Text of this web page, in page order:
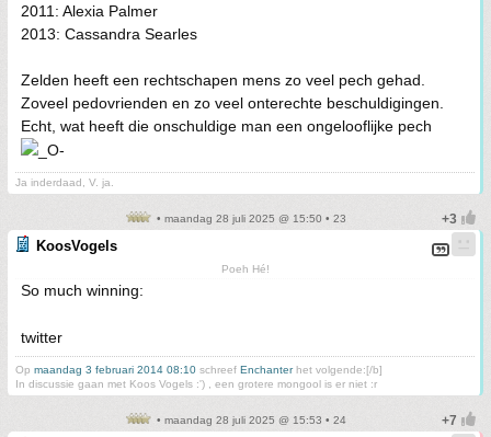
2011: Alexia Palmer
2013: Cassandra Searles
Zelden heeft een rechtschapen mens zo veel pech gehad.
Zoveel pedovrienden en zo veel onterechte beschuldigingen.
Echt, wat heeft die onschuldige man een ongelooflijke pech
Ja inderdaad, V. ja.
• maandag 28 juli 2025 @ 15:50 • 23
KoosVogels
Poeh Hé!
So much winning:
twitter
Op maandag 3 februari 2014 08:10 schreef Enchanterhet volgende:[/b]
In discussie gaan met Koos Vogels :') , een grotere mongool is er niet :r
• maandag 28 juli 2025 @ 15:53 • 24